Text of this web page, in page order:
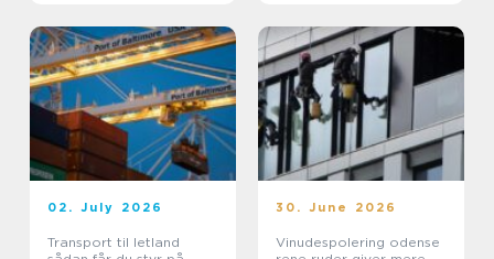
02. July 2026
Transport til letland
30. June 2026
Vinudespolering odense